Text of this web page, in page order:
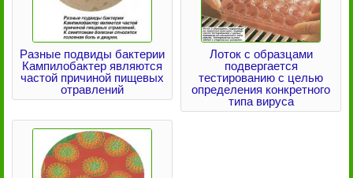
Разные подвиды бактерии
Кампилобактер являются
частой причиной пищевых
отравлений
Лоток с образцами
подвергается
тестированию с целью
определения конкретного
типа вируса